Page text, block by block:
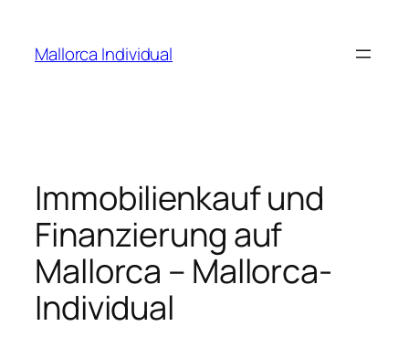
springen
Mallorca Individual
Immobilienkauf und
Finanzierung auf
Mallorca – Mallorca-
Individual